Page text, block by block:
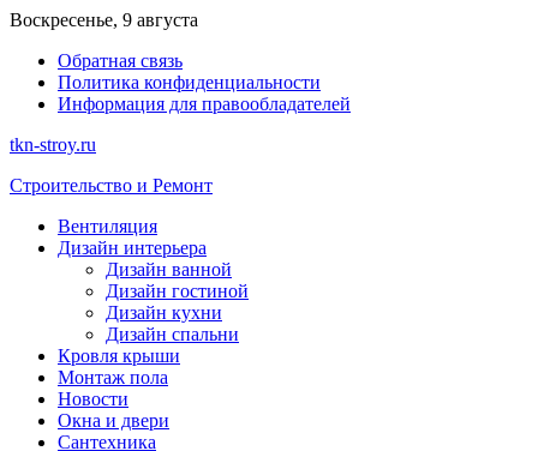
Перейти
содержимому
Воскресенье, 9 августа
Обратная связь
Политика конфиденциальности
Информация для правообладателей
tkn-stroy.ru
Строительство и Ремонт
Вентиляция
Дизайн интерьера
Дизайн ванной
Дизайн гостиной
Дизайн кухни
Дизайн спальни
Кровля крыши
Монтаж пола
Новости
Окна и двери
Сантехника